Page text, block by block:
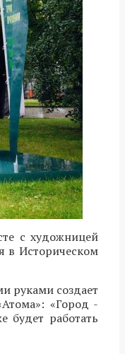
с художницей
в Историческом
руками создает
«Город -
будет работать